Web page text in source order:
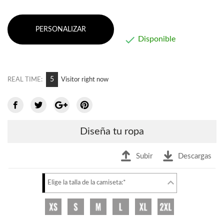
PERSONALIZAR
 Disponible
REAL TIME: 6 Visitor right now
Diseña tu ropa
Subir Descargas
Elige la talla de la camiseta:*